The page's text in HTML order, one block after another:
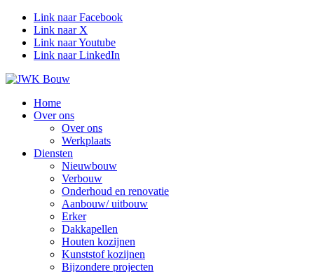
Link naar Facebook
Link naar X
Link naar Youtube
Link naar LinkedIn
Home
Over ons
Over ons
Werkplaats
Diensten
Nieuwbouw
Verbouw
Onderhoud en renovatie
Aanbouw/ uitbouw
Erker
Dakkapellen
Houten kozijnen
Kunststof kozijnen
Bijzondere projecten